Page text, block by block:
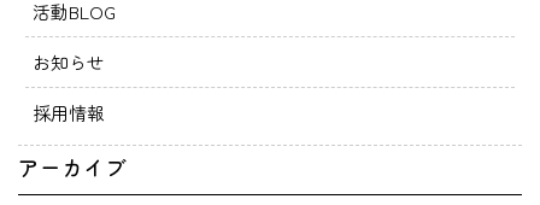
活動BLOG
お知らせ
採用情報
アーカイブ